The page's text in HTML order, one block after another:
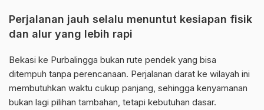
Perjalanan jauh selalu menuntut kesiapan fisik
dan alur yang lebih rapi
Bekasi ke Purbalingga bukan rute pendek yang bisa
ditempuh tanpa perencanaan. Perjalanan darat ke wilayah ini
membutuhkan waktu cukup panjang, sehingga kenyamanan
bukan lagi pilihan tambahan, tetapi kebutuhan dasar.